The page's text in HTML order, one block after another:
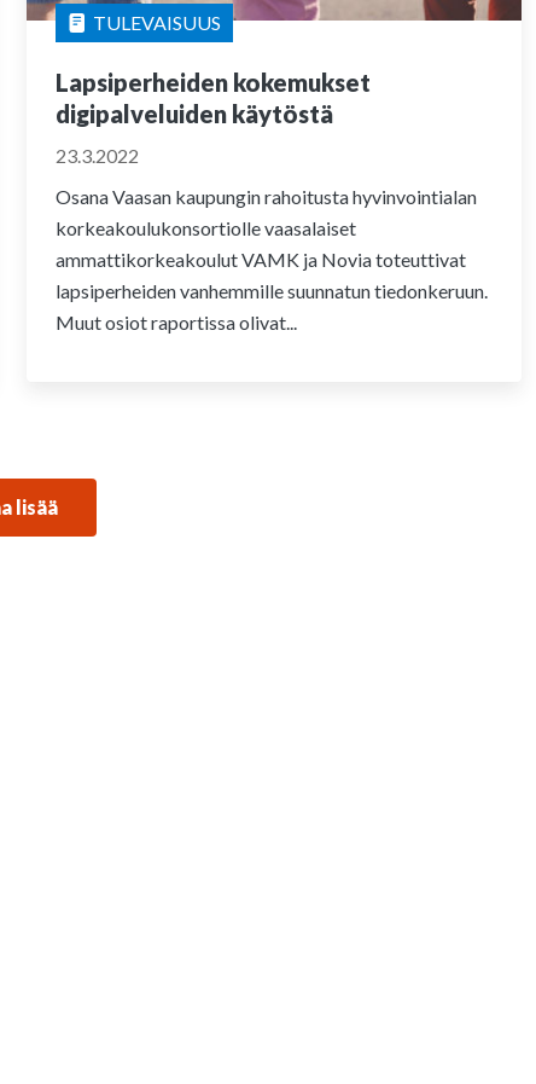
TULEVAISUUS
Lapsiperheiden kokemukset
digipalveluiden käytöstä
23.3.2022
Osana Vaasan kaupungin rahoitusta hyvinvointialan
korkeakoulukonsortiolle vaasalaiset
ammattikorkeakoulut VAMK ja Novia toteuttivat
lapsiperheiden vanhemmille suunnatun tiedonkeruun.
Muut osiot raportissa olivat...
lisää